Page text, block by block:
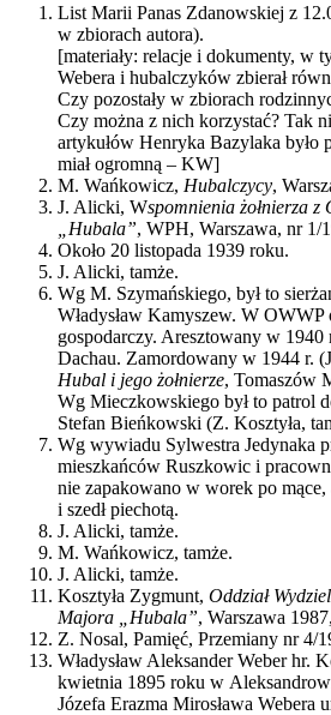
List Marii Panas Zdanowskiej z
w zbiorach autora).
[materiały: relacje i dokumenty, w
Webera i hubalczyków zbierał
Czy pozostały w zbiorach
Czy można z nich korzystać? Tak
artykułów Henryka Bazylaka było
miał ogromną – KW]
M. Wańkowicz, Hubalczycy,
J. Alicki, Wspomnienia żołnierza z
„Hubala”, WPH, Warszawa, nr 1/
Około 20 listopada 1939 roku.
J. Alicki, tamże.
Wg M. Szymańskiego, był to
Władysław Kamyszew. W
gospodarczy. Aresztowany w
Dachau. Zamordowany w 1944 r.
Hubal i jego żołnierze, Tomaszów
Wg Mieczkowskiego był to patrol
Stefan Bieńkowski (Z. Kosztyła,
Wg wywiadu Sylwestra Jedynaka
mieszkańców Ruszkowic i
nie zapakowano w worek po
i szedł piechotą.
J. Alicki, tamże.
M. Wańkowicz, tamże.
J. Alicki, tamże.
Kosztyła Zygmunt, Oddział
Majora „Hubala”, Warszawa
Z. Nosal, Pamięć, Przemiany nr 4/
Władysław Aleksander Weber hr.
kwietnia 1895 roku w
Józefa Erazma Mirosława Webera